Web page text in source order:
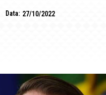
Data: 27/10/2022